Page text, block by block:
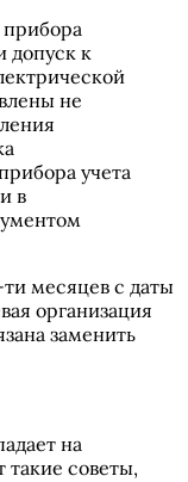
прибора
допуск к
не
учета
в
месяцев с даты
организация
заменить
на
такие советы,